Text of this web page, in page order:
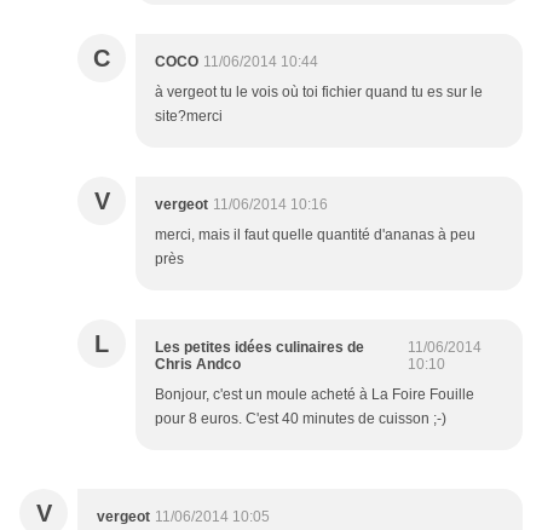
C COCO 11/06/2014 10:44
à vergeot tu le vois où toi fichier quand tu es sur le
site?merci
V vergeot 11/06/2014 10:16
merci, mais il faut quelle quantité d'ananas à peu
près
L
Les petites idées culinaires de
Chris Andco
11/06/2014
10:10
Bonjour, c'est un moule acheté à La Foire Fouille
pour 8 euros. C'est 40 minutes de cuisson ;-)
V vergeot 11/06/2014 10:05